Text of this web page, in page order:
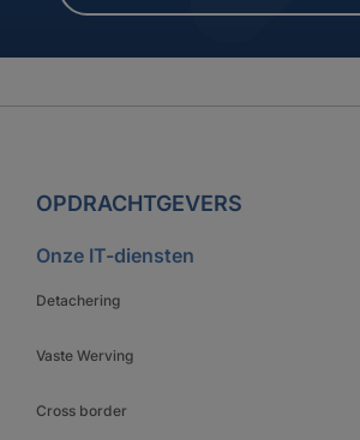
OPDRACHTGEVERS
Onze IT-diensten
Detachering
Vaste Werving
Cross border